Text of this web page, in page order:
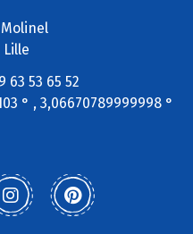
63 53 65 52
° , 3,06670789999998 °